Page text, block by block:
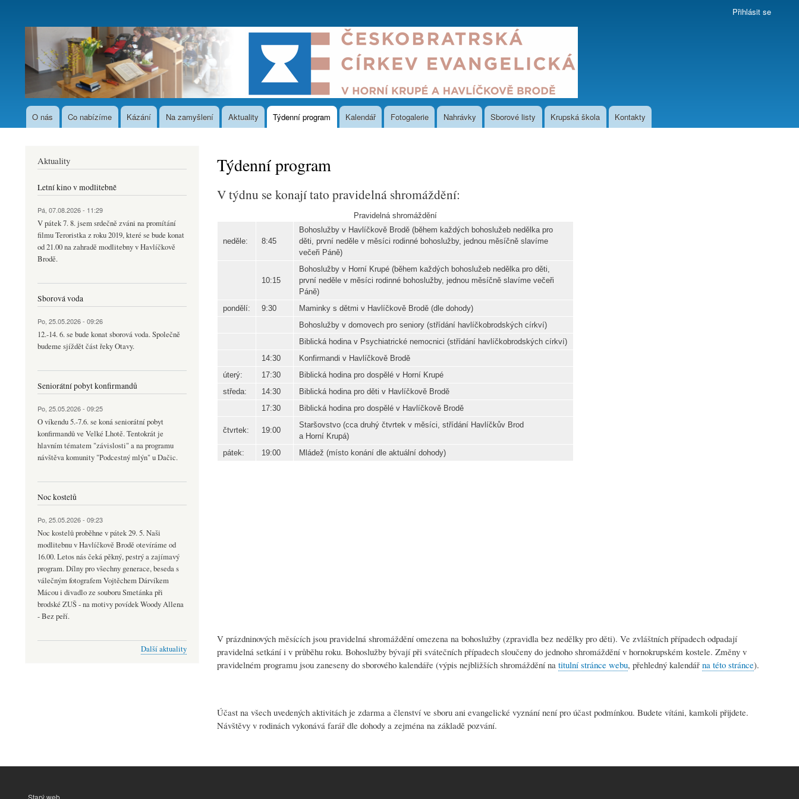
hlavnímu
obsahu
account
Přihlásit se
HlavníO nás Co nabízíme Kázání Na zamyšlení Aktuality Týdenní program Kalendář Fotogalerie Nahrávky Sborové listy Krupská škola Kontakty
Týdenní program
V týdnu se konají tato pravidelná shromáždění:
Pravidelná shromáždění
neděle: 8:45
Bohoslužby v Havlíčkově Brodě (během každých bohoslužeb nedělka pro
děti, první neděle v měsíci rodinné bohoslužby, jednou měsíčně slavíme
večeři Páně)
10:15
Bohoslužby v Horní Krupé (během každých bohoslužeb nedělka pro děti,
první neděle v měsíci rodinné bohoslužby, jednou měsíčně slavíme večeři
Páně)
pondělí:
9:30
Maminky s dětmi v Havlíčkově Brodě (dle dohody)
Bohoslužby v domovech pro seniory (střídání havlíčkobrodských církví)
Biblická hodina v Psychiatrické nemocnici (střídání havlíčkobrodských církví)
14:30
Konfirmandi v Havlíčkově Brodě
úterý:
17:30
Biblická hodina pro dospělé v Horní Krupé
středa:
14:30
Biblická hodina pro děti v Havlíčkově Brodě
17:30
Biblická hodina pro dospělé v Havlíčkově Brodě
čtvrtek: 19:00
Staršovstvo (cca druhý čtvrtek v měsíci, střídání Havlíčkův Brod
a Horní Krupá)
pátek:
19:00 Mládež (místo konání dle aktuální dohody)
V prázdninových měsících jsou pravidelná shromáždění omezena na bohoslužby (zpravidla bez nedělky pro děti). Ve zvláštních případech odpadají
pravidelná setkání i v průběhu roku. Bohoslužby bývají při svátečních případech sloučeny do jednoho shromáždění v hornokrupském kostele. Změny v
pravidelném programu jsou zaneseny do sborového kalendáře (výpis nejbližších shromáždění na titulní stránce webu, přehledný kalendář na této stránce).
Účast na všech uvedených aktivitách je zdarma a členství ve sboru ani evangelické vyznání není pro účast podmínkou. Budete vítáni, kamkoli přijdete.
Návštěvy v rodinách vykonává farář dle dohody a zejména na základě pozvání.
Aktuality
Letní kino v modlitebně
Pá, 07.08.2026 - 11:29
V pátek 7. 8. jsem srdečně zváni na promítání
filmu Teroristka z roku 2019, které se bude konat
od 21.00 na zahradě modlitebny v Havlíčkově
Brodě.
Sborová voda
Po, 25.05.2026 - 09:26
12.-14. 6. se bude konat sborová voda. Společně
budeme sjíždět část řeky Otavy.
Seniorátní pobyt konfirmandů
Po, 25.05.2026 - 09:25
O víkendu 5.-7.6. se koná seniorátní pobyt
konfirmandů ve Velké Lhotě. Tentokrát je
hlavním tématem "závislosti" a na programu
návštěva komunity "Podcestný mlýn" u Dačic.
Noc kostelů
Po, 25.05.2026 - 09:23
Noc kostelů proběhne v pátek 29. 5. Naši
modlitebnu v Havlíčkově Brodě otevíráme od
16.00. Letos nás čeká pěkný, pestrý a zajímavý
program. Dílny pro všechny generace, beseda s
válečným fotografem Vojtěchem Dárvíkem
Mácou i divadlo ze souboru Smetánka při
brodské ZUŠ - na motivy povídek Woody Allena
- Bez peří.
Další aktuality
Starý web